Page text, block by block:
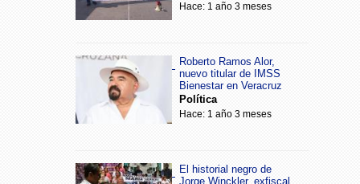
Hace: 1 año 3 meses
Roberto Ramos Alor,
nuevo titular de IMSS
Bienestar en Veracruz
Política
Hace: 1 año 3 meses
El historial negro de
Jorge Winckler, exfiscal